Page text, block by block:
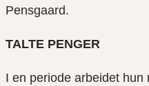
Pensgaard.
TALTE PENGER
I en periode arbeidet